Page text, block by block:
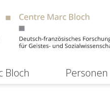
Bloch Personen